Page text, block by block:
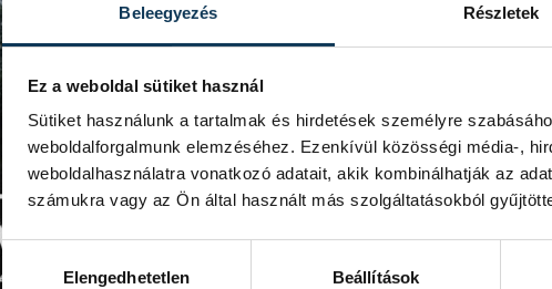
Beleegyezés Részletek
Ez a weboldal sütiket használ
Sütiket használunk a tartalmak és hirdetések személyre
weboldalforgalmunk elemzéséhez. Ezenkívül közösségi média-,
weboldalhasználatra vonatkozó adatait, akik kombinálhatják az
számukra vagy az Ön által használt más szolgáltatásokból
Hozzájárulás kiválasztása
Elengedhetetlen
Beállítások